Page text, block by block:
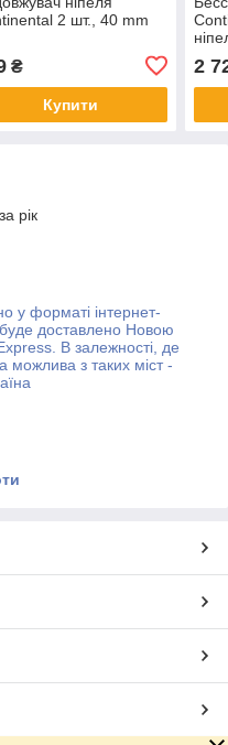
2 шт., 40 mm
₴
Купити
2
рік
у форматі інтернет-
доставлено Новою
В залежності, де
можлива з таких міст -